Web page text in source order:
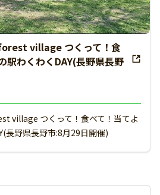
village つくって！食
駅わくわくDAY(長野県長野
village つくって！食べて！当てよ
長野県長野市:8月29日開催)